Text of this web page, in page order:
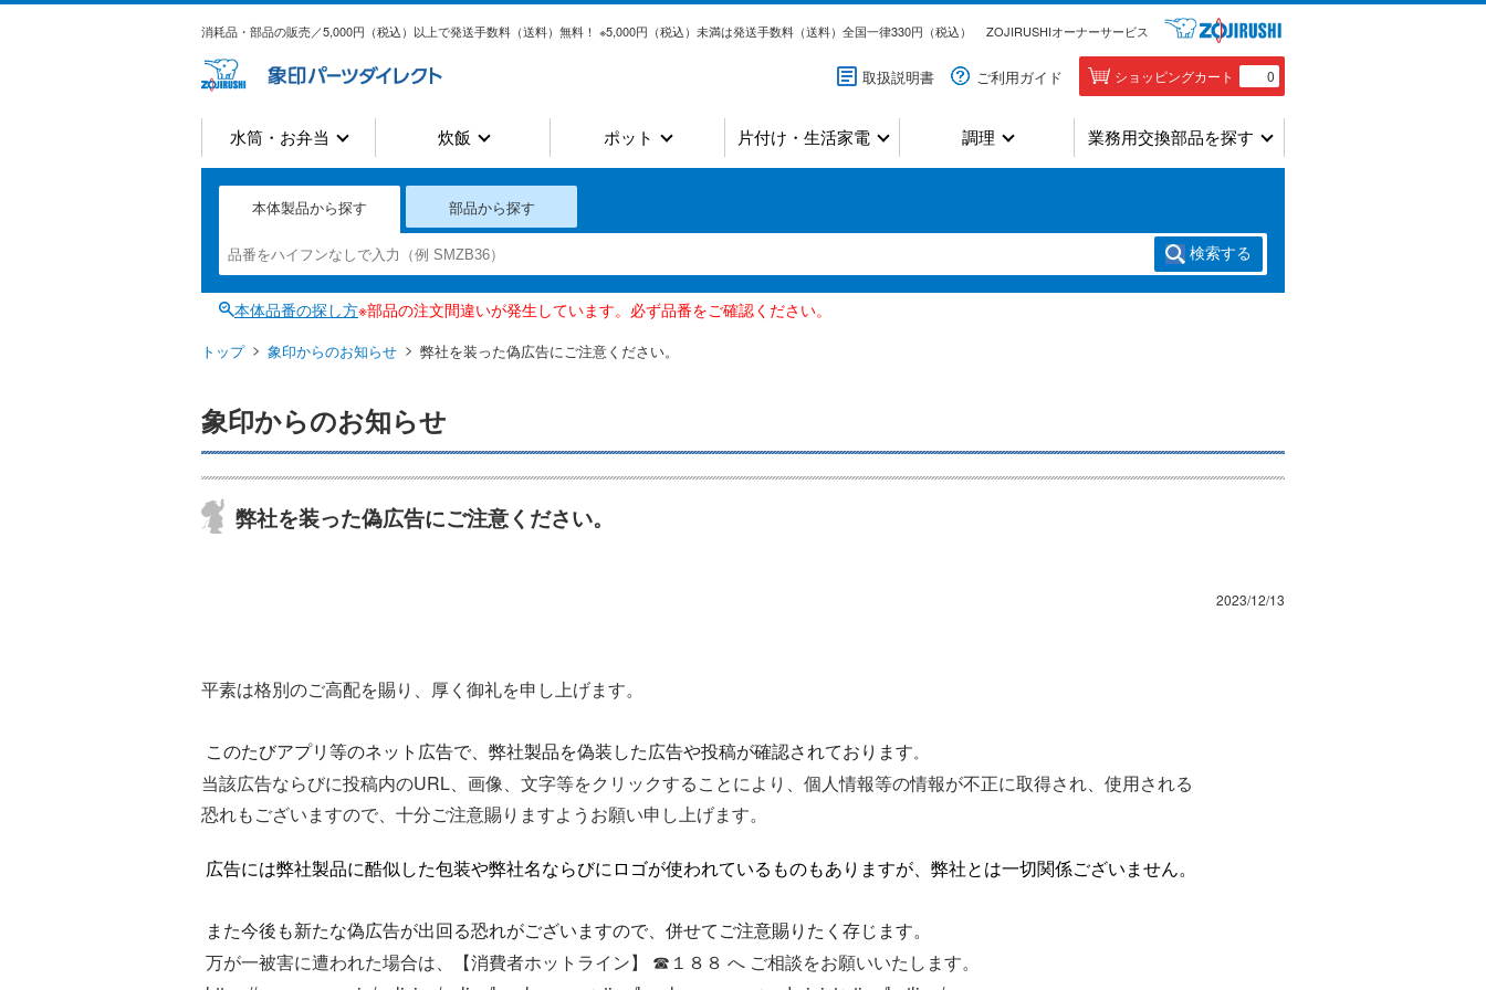
消耗品・部品の販売／5,000円（税込）以上で発送手数料（送料）無料！ ※5,000円（税込）未満は発送手数料（送料）全国一律330円（税込） ZOJIRUSHIオーナーサービス
取扱説明書 ご利用ガイド ショッピングカート 0
水筒・お弁当 炊飯 ポット 片付け・生活家電 調理 業務用交換部品を探す
本体製品から探す 部品から探す
検索する
本体品番の探し方※部品の注文間違いが発生しています。必ず品番をご確認ください。
トップ 象印からのお知らせ 弊社を装った偽広告にご注意ください。
象印からのお知らせ
弊社を装った偽広告にご注意ください。
2023/12/13
平素は格別のご高配を賜り、厚く御礼を申し上げます。
このたびアプリ等のネット広告で、 弊社製品を偽装した広告や投稿が確認されております。
当該広告ならびに投稿内のURL、画像、文字等をクリックすることにより、個人情報等の情報が不正に取得され、使用される
恐れもございますので、十分ご注意賜りますようお願い申し上げます。
広告には弊社製品に酷似した包装や弊社名ならびにロゴが使われているものもありますが、弊社とは一切関係ございません。
また今後も新たな偽広告が出回る恐れがございますので、 併せてご注意賜りたく存じます。
万が一被害に遭われた場合は、【消費者ホットライン】 ☎１８８ へ ご相談をお願いいたします。